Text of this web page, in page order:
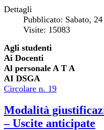
Dettagli
Pubblicato: Sabato,
Visite: 15083
Agli studenti
Ai Docenti
Al personale A T A
AI DSGA
Circolare n. 19
Modalità
– Uscite anticipate